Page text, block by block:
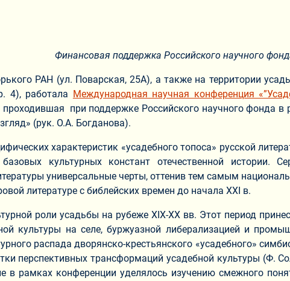
Финансовая поддержка Российского научного
РАН (ул. Поварская, 25А), а также на территории
4), работала Международная научная конференция
проходившая при поддержке Российского научного фонда в
(рук. О.А. Богданова).
характеристик «усадебного топоса» русской
культурных констант отечественной истории.
универсальные черты, оттенив тем самым
литературе с библейских времен до начала XXI в.
роли усадьбы на рубеже XIX-XX вв. Этот период
культуры на селе, буржуазной либерализацией и
распада дворянско-крестьянского «усадебного»
перспективных трансформаций усадебной культуры (Ф.
рамках конференции уделялось изучению смежного